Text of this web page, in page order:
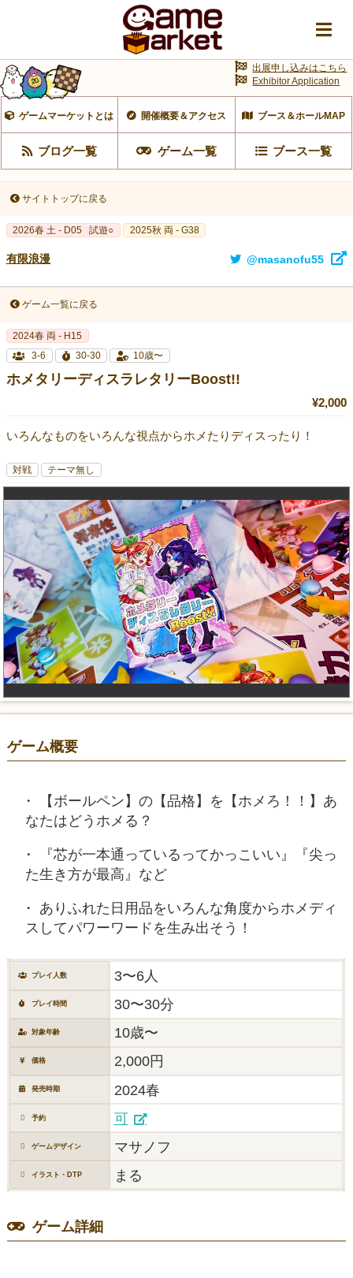
ゲームマーケットとは 開催概要＆アクセス ブース＆ホールMAP
ブログ一覧 ゲーム一覧 ブース一覧
出展申し込みはこちら
Exhibitor Application
サイトトップに戻る
2026春 土 - D05 試遊○ 2025秋 両 - G38
有限浪漫 @masanofu55
ゲーム一覧に戻る
2024春 両 - H15
3-6
30-30 10歳〜
ホメタリーディスラレタリーBoost!!
¥2,000
いろんなものをいろんな視点からホメたりディスったり！
対戦 テーマ無し
ゲーム概要
【ボールペン】の【品格】を【ホメろ！！】あ
なたはどうホメる？
『芯が一本通っているってかっこいい』『尖っ
た生き方が最高』など
ありふれた日用品をいろんな角度からホメディ
スしてパワーワードを生み出そう！
プレイ人数 3〜6人
プレイ時間 30〜30分
対象年齢 10歳〜
価格 2,000円
発売時期 2024春
予約 可
ゲームデザイン マサノフ
イラスト・DTP まる
ゲーム詳細